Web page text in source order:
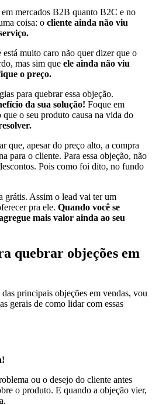
mercados B2B quanto B2C e no
coisa: o cliente ainda não viu
muito caro não quer dizer que o
mas sim que ele ainda não viu
o preço.
para quebrar essa objeção.
da sua solução! Foque em
o seu produto causa na vida do
que, apesar do preço alto, a compra
para o cliente. Para essa objeção, não
Pois como foi dito, no fundo
grátis. Assim o lead vai ter um
pra ele. Quando você se
mais valor ainda ao seu
quebrar objeções em
principais objeções em vendas, vou
gerais de como lidar com essas
ou o desejo do cliente antes
o produto. E quando a objeção vier,